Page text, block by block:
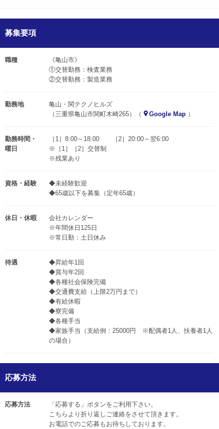
募集要項
職種
《亀山市》
①交替勤務：検査業務
②交替勤務：製造業務
勤務地
亀山・関テクノヒルズ
（三重県亀山市関町木崎265）（
Google Map）
勤務時間・
曜日
［1］8:00～18:00 ［2］20:00～翌6:00
※［1］［2］交替制
※残業あり
資格・経験
◆未経験歓迎
◆65歳以下を募集（定年65歳）
休日・休暇
会社カレンダー
※年間休日125日
※常日勤：土日休み
待遇
◆昇給年1回
◆賞与年2回
◆各種社会保険完備
◆交通費支給（上限2万円まで）
◆有給休暇
◆寮完備
◆各種手当
◆家族手当（支給例：25000円 ※配偶者1人、扶養者1人
の場合）
応募方法
応募方法
「応募する」ボタンをご利用下さい。
こちらより折り返しご連絡をさせて頂きます。
お電話でのご応募もお待ちしております。